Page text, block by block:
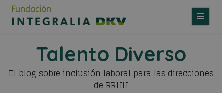
Talento Diverso
El blog sobre inclusión laboral para las direcciones
de RRHH